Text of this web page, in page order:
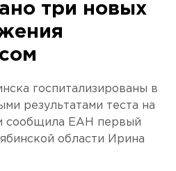
три новых
госпитализированы в
результатами теста на
сообщила ЕАН первый
области Ирина